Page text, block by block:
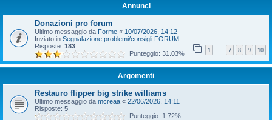
Annunci
Donazioni pro forum
Ultimo messaggio da Forme « 10/07/2026, 14:12
Inviato in Segnalazione problemi/consigli FORUM
Risposte: 183 1 … 7 8 9 10
Punteggio: 31.03%
Argomenti
Restauro flipper big strike williams
Ultimo messaggio da mcreaa « 22/06/2026, 14:11
Risposte: 5
Punteggio: 1.72%